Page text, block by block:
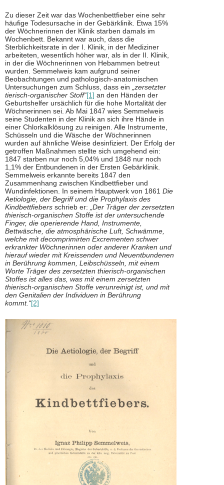
Zu dieser Zeit war das Wochenbettfieber eine sehr
häufige Todesursache in der Gebärklinik. Etwa 15%
der Wöchnerinnen der Klinik starben damals im
Wochenbett. Bekannt war auch, dass die
Sterblichkeitsrate in der I. Klinik, in der Mediziner
arbeiteten, wesentlich höher war, als in der II. Klinik,
in der die Wöchnerinnen von Hebammen betreut
wurden. Semmelweis kam aufgrund seiner
Beobachtungen und pathologisch-anatomischen
Untersuchungen zum Schluss, dass ein
„zersetzter
tierisch-organischer Stoff“[1] an den Händen der
Geburtshelfer ursächlich für die hohe Mortalität der
Wöchnerinnen sei. Ab Mai 1847 wies Semmelweis
seine Studenten in der Klinik an sich ihre Hände in
einer Chlorkalklösung zu reinigen. Alle Instrumente,
Schüsseln und die Wäsche der Wöchnerinnen
wurden auf ähnliche Weise desinfiziert. Der Erfolg der
getroffen Maßnahmen stellte sich umgehend ein:
1847 starben nur noch 5,04% und 1848 nur noch
1,1% der Entbundenen in der Ersten Gebärklinik.
Semmelweis erkannte bereits 1847 den
Zusammenhang zwischen Kindbettfieber und
Wundinfektionen. In seinem Hauptwerk von 1861 Die
Aetiologie, der Begriff und die Prophylaxis des
Kindbettfiebers schrieb er:
„Der Träger der zersetzten
thierisch-organischen Stoffe ist der untersuchende
Finger, die operierende Hand, Instrumente,
Bettwäsche, die atmosphärische Luft, Schwämme,
welche mit decomprimirten Excrementen schwer
erkrankter Wöchnerinnen oder anderer Kranken und
hierauf wieder mit Kreissenden und Neuentbundenen
in Berührung kommen, Leibschüsseln, mit einem
Worte Träger des zersetzten thierisch-organischen
Stoffes ist alles das, was mit einem zersetzten
thierisch-organischen Stoffe verunreinigt ist, und mit
den Genitalien der Individuen in Berührung
kommt.“[2]